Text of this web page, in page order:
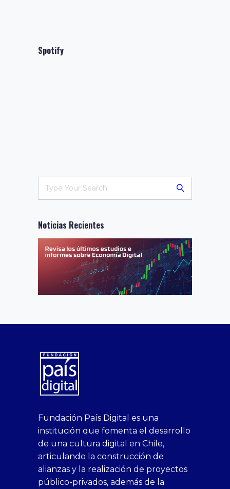
Spotify
Noticias Recientes
1xbet
canlı
casino
siteleri
bedava
bonus
siteleri
deneme
bonusu
Sikis
siteleri
bonusu
veren
siteler
casino
siteleri
1win
xslot
sahabet
giriş
bonusu
veren
siteler
deneme
bonusu
Deneme
escort
casino
siteleri
bonusu
bahis
siteleri
Hot
Couple
xxx
homemade
porn
on
yenigiris.com
Giriş
bonusu
veren
siteler
deneme
bonusu
veren
Fundación País Digital es una
institución que fomenta el desarrollo
de una cultura digital en Chile,
articulando la construcción de
alianzas y la realización de proyectos
público-privados, además de la